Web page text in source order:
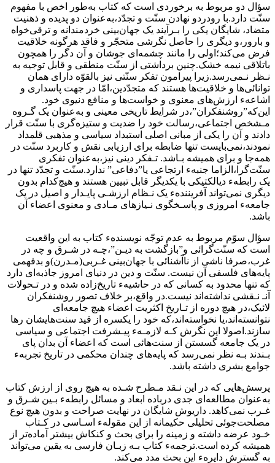
سؤال دو مربوط به برخوردی است که‌ کتاب‌ به‌طور‌ اخص با مفهوم
سنّت‌ دارد.با رودردو نهادن‌ سنّت‌ و تجدّد،به‌عنوان دو پدیده و ذهنیت
متضاد، شایگان یکی را بـرآیند یک جهان‌بینی خردمندانه و ترقی‌خواه
و بارور،و دیگری را حاصل نگرشی‌ متحجّر‌ و فاقد‌ هرگونه خلاقیت
فرض می‌کند؛اولی را مانند چشمه‌ای جوشان و آن‌ دگر را همچون
باتلاقی نیمه خشک.چنین‌ برداشتی از سنّت منطقی و قابل توجیه به
نـظر نـمی‌رسد.زیرا پیرامون‌ تفکر‌ سنّتی‌ نیز بالقوّه دارای همان
توانائی‌ها و خلاقیت‌ها هستند که متجدّدین،امّا در‌ جهت‌ پاسداری و
اشاعهء ارزش‌های معنوی و خواست‌ها و منافع دنیوی خود.
این‌که‌”روشنفکران‌”،در شرایط تاریخی معینی و به‌عنوان یک‌ گـروه‌
مـشخص‌‌ اجتماعی،رسالت خود را ضدیت و ستیزه‌گری با سنّت قرار
دادند و آن را‌ یکی‌‌ از‌ مبانی اصلی استبداد سیاسی و مذهبی قلمداد
نمودند،نمی‌بایست تنها ضابطه برای ارزیابی نقش و کاربرد‌ سنّت‌ در‌
همه‌جا و برای همیشه بـاشد. تـفکر دینی نیز،به‌عنوان تفکری
سنّت‌گرا،الزاما جنبهء ارتجاعی یا‌”دفاعی‌‌” ندارد.سنّت و تجدّد تنها در
یک رابطهء دیالکتیکی با یکدیگر قابل تبیین‌ هستند‌ و هیچ‌کدام‌ بدون‌
دیگری نمی‌تواند آفرینندهء یک نـظام ارزشـی پایـدار و اصیل در یک
جامعهء امروزی و پاسـخگوی نـیازهای‌ مـادی‌ و معنوی اعضاء آن‌
باشد.
سؤال سوّم مربوط به عدم توجّه نویسندهء کتاب به‌ این‌ واقعیت‌
است که‌ سنّت‌گرائی و”بازگشت به دیـن‌”،چـه در شـرق و چه در
غرب،صرفا ناشی از‌ ناآشنائی‌ با جهان‌بینی غـربی(مـدرن)و بدفهمی
پایه‌های فلسفی آن نیست. سنّت و دین در‌ دنیای‌ امروز‌ جاذبه‌ای دارد
که تنها محدود به کسانی که در حاشیهء تاریخ‌زاده شده و در تـحولات
آنـ‌ نـقشی‌ نداشته‌اند‌ نیست.در واقع،بر خلاف تصور روشنفکران
لائیک،در هیچ دوره از‌ تـاریخ‌ اکثریت اعضاء هیچ‌ جامعه‌ای
نتوانسته‌اند،یا نخواسته‌اند،که خود را یکسره از قید سنت‌هایشان‌ رها
سازند‌.اصولا‌ این نگرش کـه لازمـهء پیـشرفت اجتماعی و سیاسی
در یک‌ جامعه گسستن از‌ سنت‌هائی‌ است که اعضاء آن بدان پای
بـندند‌ بـه‌ نظر‌ نمی‌رسد که پایه‌های چندان محکمی در تاریخ‌ تجربهء‌
جوامع بشری داشته‌ باشد.
پرسش‌هایی که در این نـقد مـطرح شـده به هیچ‌ روی‌ از ارزش کتاب
به‌عنوان‌ مطالعه‌ای‌ جدی‌ درباده ابعاد‌ و مسائل‌ رابطهء‌ بـین شـرق و
غـرب نمی‌کاهد. داریوش شایگان‌ در‌ نهایت صراحت و بدون هیچ نوع
مصلحت‌جوئی تحلیلی‌ حکیمانه از این مقولهء اسـاسی‌ در‌ کـتاب
خـود عرضه داشته و زمینه را‌ برای بحث و کنکاش بیشتر‌ آماده‌تر‌ از
همیشه کرده است.ترجمهء‌ کتاب‌ بـه زبـان فارسی به‌ یقین می‌تواند
به گسترش دایرهء این بحث مدد می‌کند‌.